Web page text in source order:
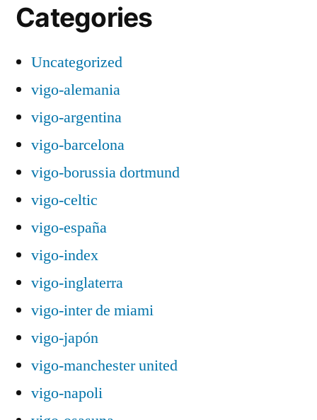
Categories
Uncategorized
vigo-alemania
vigo-argentina
vigo-barcelona
vigo-borussia dortmund
vigo-celtic
vigo-españa
vigo-index
vigo-inglaterra
vigo-inter de miami
vigo-japón
vigo-manchester united
vigo-napoli